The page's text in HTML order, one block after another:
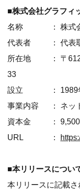
■株式会社グラフィ
名称 ： 株式会
代表者 ： 代表
所在地 ： 〒612-
33
設立 ： 1989
事業内容 ： ネッ
資本金 ： 9,500
URL ：
■本リリースについ
本リリースに記載さ